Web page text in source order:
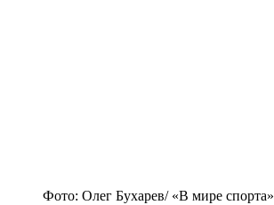
Фото: Олег Бухарев/ «В мире спорта»